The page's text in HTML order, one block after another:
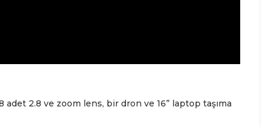
adet 2.8 ve zoom lens, bir dron ve 16” laptop taşıma